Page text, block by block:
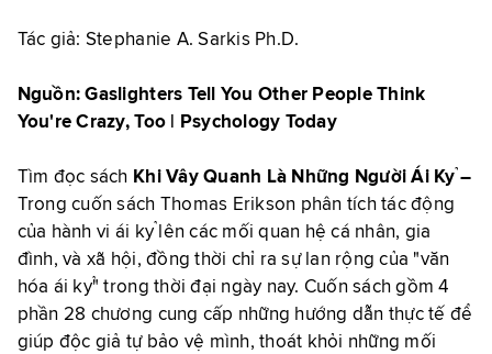
Tác giả: Stephanie A. Sarkis Ph.D.
Nguồn: Gaslighters Tell You Other People Think
You're Crazy, Too | Psychology Today
Tìm đọc sách Khi Vây Quanh Là Những Người Ái Kỷ –
Trong cuốn sách Thomas Erikson phân tích tác động
của hành vi ái kỷ lên các mối quan hệ cá nhân, gia
đình, và xã hội, đồng thời chỉ ra sự lan rộng của "văn
hóa ái kỷ" trong thời đại ngày nay. Cuốn sách gồm 4
phần 28 chương cung cấp những hướng dẫn thực tế để
giúp độc giả tự bảo vệ mình, thoát khỏi những mối